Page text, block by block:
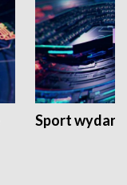
Sport